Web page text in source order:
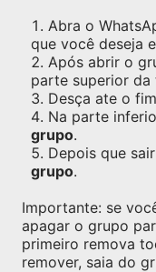
Abra o
que você deseja
Após abrir o
parte superior da
Desça ate o
Na parte
grupo.
Depois que
grupo.
Importante: se
apagar o grupo
primeiro remova
remover, saia do